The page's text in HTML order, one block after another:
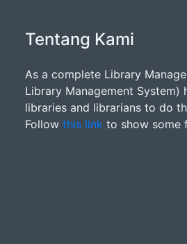
Tentang Kami
As a complete Library
Library Management
libraries and librarians to do
Follow this link to show some